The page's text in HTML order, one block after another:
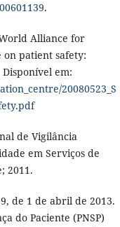
.
Alliance for
on patient safety:
em:
20080523_S
de Vigilância
em Serviços de
2011.
de 1 de abril de 2013.
do Paciente (PNSP)